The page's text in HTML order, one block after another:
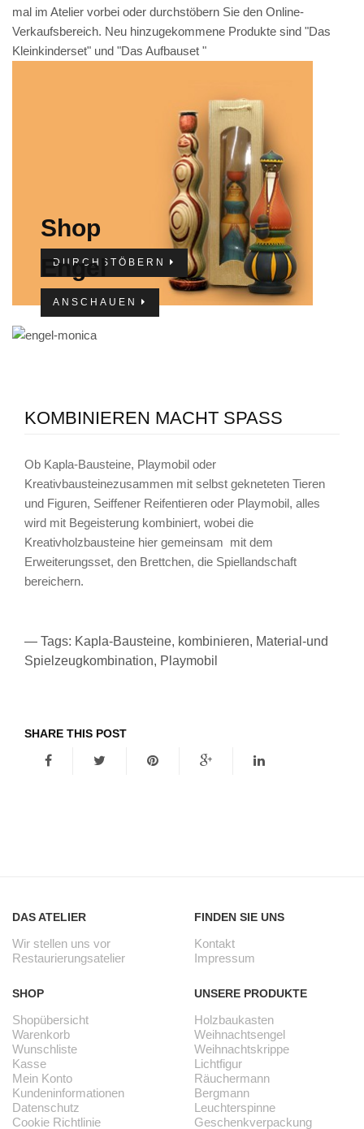
KONTAKT
IMPRESSUM
mal im Atelier vorbei oder durchstöbern Sie den Online-
Verkaufsbereich. Neu hinzugekommene Produkte sind "Das
Kleinkinderset" und "Das Aufbauset "
Shop
DURCHSTÖBERN
Engel
ANSCHAUEN
KOMBINIEREN MACHT SPASS
Ob Kapla-Bausteine, Playmobil oder
Kreativbausteinezusammen mit selbst gekneteten Tieren
und Figuren, Seiffener Reifentieren oder Playmobil, alles
wird mit Begeisterung kombiniert, wobei die
Kreativholzbausteine hier gemeinsam mit dem
Erweiterungsset, den Brettchen, die Spiellandschaft
bereichern.
— Tags: Kapla-Bausteine, kombinieren, Material-und
Spielzeugkombination, Playmobil
SHARE THIS POST
DAS ATELIER
Wir stellen uns vor
Restaurierungsatelier
SHOP
Shopübersicht
Warenkorb
Wunschliste
Kasse
Mein Konto
Kundeninformationen
Datenschutz
Cookie Richtlinie
FINDEN SIE UNS
Kontakt
Impressum
UNSERE PRODUKTE
Holzbaukasten
Weihnachtsengel
Weihnachtskrippe
Lichtfigur
Räuchermann
Bergmann
Leuchterspinne
Geschenkverpackung